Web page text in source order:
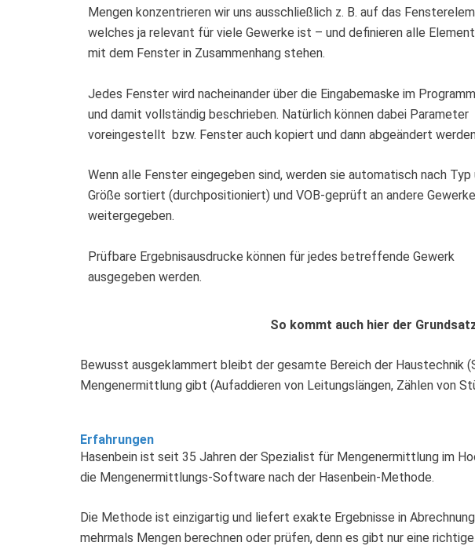
Mengen konzentrieren wir uns ausschließlich z. B. auf das
welches ja relevant für viele Gewerke ist – und definieren alle
mit dem Fenster in Zusammenhang stehen.
Jedes Fenster wird nacheinander über die Eingabemaske im
und damit vollständig beschrieben. Natürlich können dabei Parameter
voreingestellt bzw. Fenster auch kopiert und dann abgeändert
Wenn alle Fenster eingegeben sind, werden sie automatisch nach Typ
Größe sortiert (durchpositioniert) und VOB-geprüft an andere Gewerke
weitergegeben.
Prüfbare Ergebnisausdrucke können für jedes betreffende Gewerk
ausgegeben werden.
So kommt auch hier der
Bewusst ausgeklammert bleibt der gesamte Bereich der Haustechnik
Mengenermittlung gibt (Aufaddieren von Leitungslängen, Zählen von
Erfahrungen
Hasenbein ist seit 35 Jahren der Spezialist für Mengenermittlung im
die Mengenermittlungs-Software nach der Hasenbein-Methode.
Die Methode ist einzigartig und liefert exakte Ergebnisse in
mehrmals Mengen berechnen oder prüfen, denn es gibt nur eine